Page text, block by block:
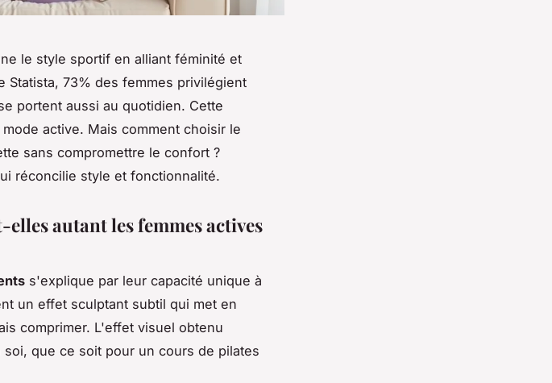
le style sportif en alliant féminité et
Statista, 73% des femmes privilégient
portent aussi au quotidien. Cette
active. Mais comment choisir le
sans compromettre le confort ?
réconcilie style et fonctionnalité.
autant les femmes actives
s'explique par leur capacité unique à
un effet sculptant subtil qui met en
comprimer. L'effet visuel obtenu
que ce soit pour un cours de pilates